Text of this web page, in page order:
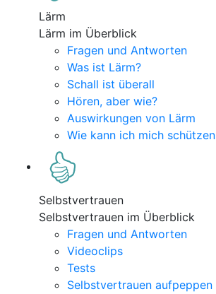
Lärm
Lärm im Überblick
Fragen und Antworten
Was ist Lärm?
Schall ist überall
Hören, aber wie?
Auswirkungen von Lärm
Wie kann ich mich schützen
Selbstvertrauen
Selbstvertrauen im Überblick
Fragen und Antworten
Videoclips
Tests
Selbstvertrauen aufpeppen